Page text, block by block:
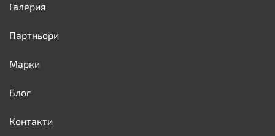
Галерия
Партньори
Марки
Блог
Контакти